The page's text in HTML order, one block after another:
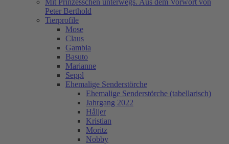
Mit Prinzesschen unterwegs. Aus dem Vorwort von
Peter Berthold
Tierprofile
Mose
Claus
Gambia
Basuto
Marianne
Seppl
Ehemalige Senderstörche
Ehemalige Senderstörche (tabellarisch)
Jahrgang 2022
Håljer
Kristian
Moritz
Nobby